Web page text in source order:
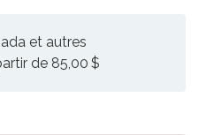
et autres
de 85,00 $